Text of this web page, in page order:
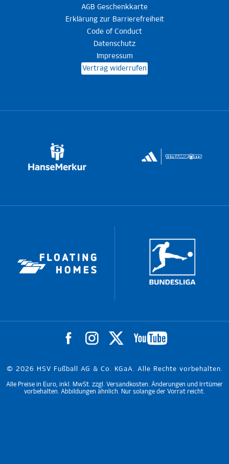
AGB Geschenkkarte
Erklärung zur Barrierefreiheit
Code of Conduct
Datenschutz
Impressum
Vertrag widerrufen
© 2026 HSV Fußball AG & Co. KGaA. Alle Rechte vorbehalten.
Alle Preise in Euro, inkl. MwSt. zzgl. Versandkosten. Änderungen und Irrtümer
vorbehalten. Abbildungen ähnlich. Nur solange der Vorrat reicht.